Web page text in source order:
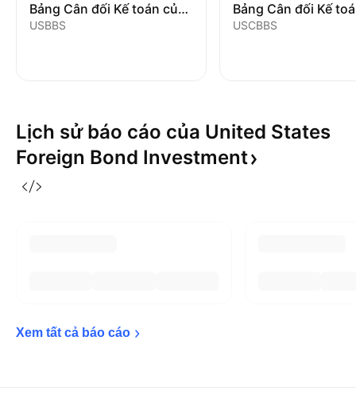
Bảng Cân đối Kế toán của Ngân hàng
USBBS USCBBS
Lịch sử báo cáo của United States
Foreign Bond Investment
Xem tất cả báo cáo